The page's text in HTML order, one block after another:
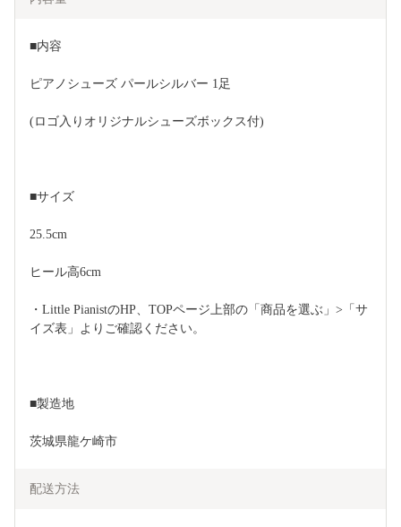
■内容
ピアノシューズ パールシルバー 1足
(ロゴ入りオリジナルシューズボックス付)
■サイズ
25.5cm
ヒール高6cm
・Little PianistのHP、TOPページ上部の「商品を選ぶ」>「サ
イズ表」よりご確認ください。
■製造地
茨城県龍ケ崎市
配送方法